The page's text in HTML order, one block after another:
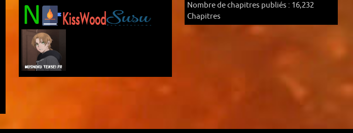
Nombre de chapitres publiés : 16,232
Chapitres